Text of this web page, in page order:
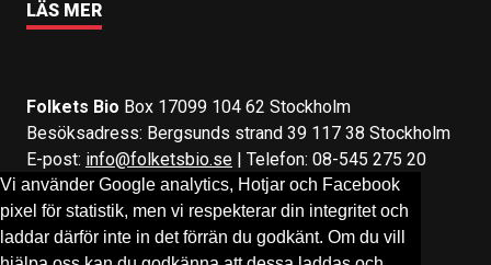
Vi använder Google analytics, Hotjar och Facebook
pixel för statistik, men vi respekterar din integritet och
laddar därför inte in det förrän du godkänt. Om du vill
LÄS MER
Folkets Bio Box 17099 104 62 Stockholm
Besöksadress: Bergsunds strand 39 117 38 Stockholm
E-post: info@folketsbio.se | Telefon: 08-545 275 20
Följ oss på:Facebook&Instagram